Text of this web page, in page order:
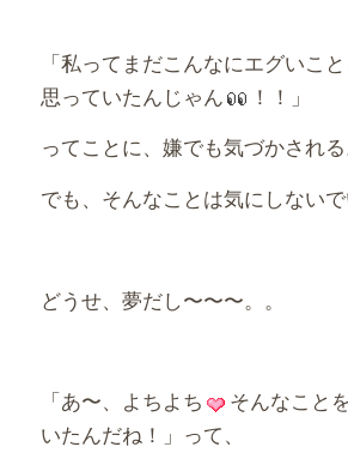
「私ってまだこんなにエグいこ
思っていたんじゃん
！！」
ってことに、嫌でも気づかされる
でも、そんなことは気にしないで
どうせ、夢だし〜〜〜。。
「あ〜、よちよち
そんなこと
いたんだね！」って、